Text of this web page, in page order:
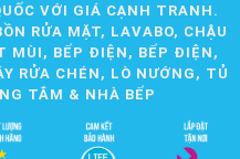
VỚI GIÁ CẠNH TRANH.
RỬA MẶT, LAVABO, CHẬU
MÙI, BẾP ĐIỆN, BẾP ĐIỆN,
RỬA CHÉN, LÒ NƯỚNG, TỦ
TẮM & NHÀ BẾP